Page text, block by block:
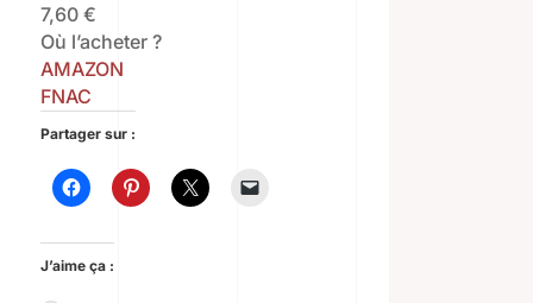
7,60 €
Où l’acheter ?
AMAZON
FNAC
Partager sur :
J’aime ça :